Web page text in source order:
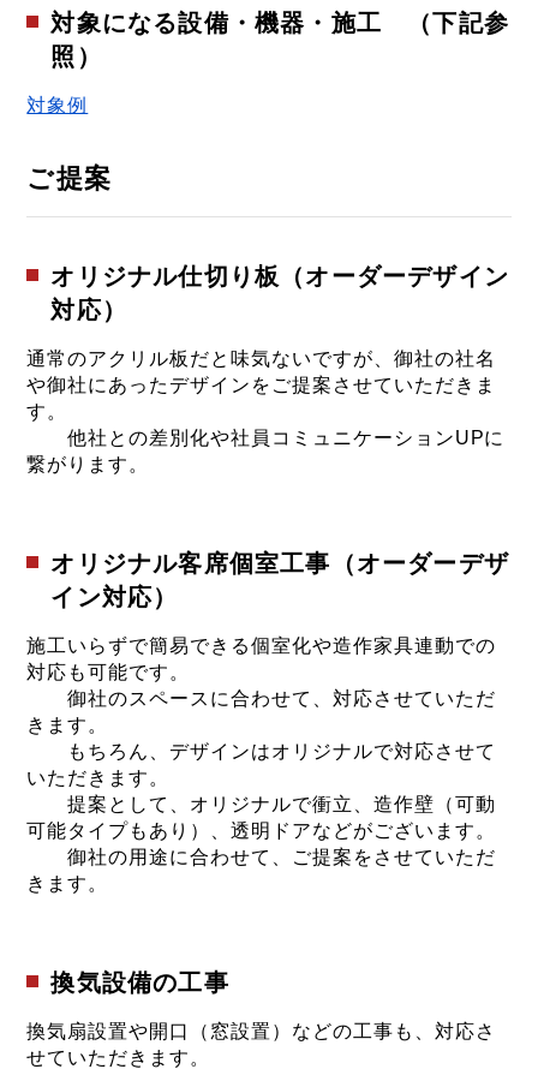
対象になる設備・機器・施工 （下記参
照）
対象例
ご提案
オリジナル仕切り板（オーダーデザイン
対応）
通常のアクリル板だと味気ないですが、御社の社名
や御社にあったデザインをご提案させていただきま
す。
他社との差別化や社員コミュニケーションUPに
繋がります。
オリジナル客席個室工事（オーダーデザ
イン対応）
施工いらずで簡易できる個室化や造作家具連動での
対応も可能です。
御社のスペースに合わせて、対応させていただ
きます。
もちろん、デザインはオリジナルで対応させて
いただきます。
提案として、オリジナルで衝立、造作壁（可動
可能タイプもあり）、透明ドアなどがございます。
御社の用途に合わせて、ご提案をさせていただ
きます。
換気設備の工事
換気扇設置や開口（窓設置）などの工事も、対応さ
せていただきます。